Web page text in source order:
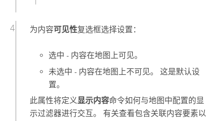
为内容可见性复选框选择设置：
选中 - 内容在地图上可见。
未选中 - 内容在地图上不可见。 这是默认设
置。
此属性将定义显示内容命令如何与地图中配置的显
示过滤器进行交互。 有关查看包含关联内容要素以